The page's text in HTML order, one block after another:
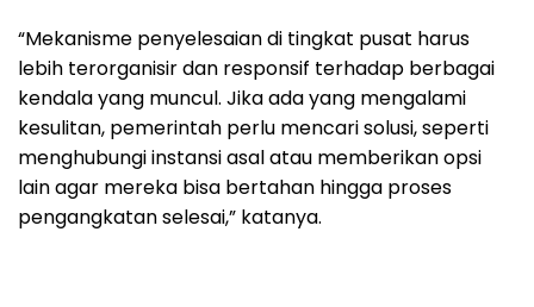
“Mekanisme penyelesaian di tingkat pusat harus
lebih terorganisir dan responsif terhadap berbagai
kendala yang muncul. Jika ada yang mengalami
kesulitan, pemerintah perlu mencari solusi, seperti
menghubungi instansi asal atau memberikan opsi
lain agar mereka bisa bertahan hingga proses
pengangkatan selesai,” katanya.